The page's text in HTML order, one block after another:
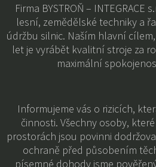
Firma BYSTROŇ – INTEGRACE
lesní, zemědělské techniky a
údržbu silnic. Naším hlavní
let je vyrábět kvalitní stroje za
maximální
Informujeme vás o rizicích,
činnosti. Všechny osoby,
prostorách jsou povinni
ochraně před působením
písemné dohody jsme